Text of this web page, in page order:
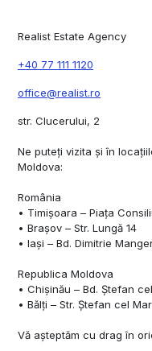
Realist Estate Agency
+40 77 111 1120
office@realist.ro
str. Clucerului, 2
Ne puteți vizita și în
Moldova:
România
•⁠ ⁠Timișoara – Piața
•⁠ ⁠Brașov – Str. Lungă 14
•⁠ ⁠Iași – Bd. Dimitrie
Republica Moldova
•⁠ ⁠Chișinău – Bd. Ștefan
•⁠ ⁠Bălți – Str. Ștefan cel
Vă așteptăm cu drag în